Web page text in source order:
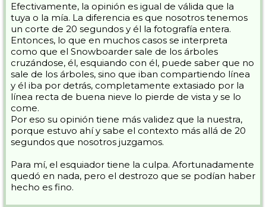
Efectivamente, la opinión es igual de válida que la
tuya o la mía. La diferencia es que nosotros tenemos
un corte de 20 segundos y él la fotografía entera.
Entonces, lo que en muchos casos se interpreta
como que el Snowboarder sale de los árboles
cruzándose, él, esquiando con él, puede saber que no
sale de los árboles, sino que iban compartiendo línea
y él iba por detrás, completamente extasiado por la
línea recta de buena nieve lo pierde de vista y se lo
come.
Por eso su opinión tiene más validez que la nuestra,
porque estuvo ahí y sabe el contexto más allá de 20
segundos que nosotros juzgamos.
Para mí, el esquiador tiene la culpa. Afortunadamente
quedó en nada, pero el destrozo que se podían haber
hecho es fino.